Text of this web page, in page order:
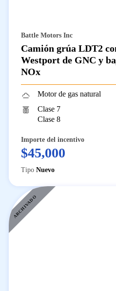
Battle Motors Inc
Camión grúa LDT2
Westport de GNC y
NOx
Motor de gas natural
Clase 7
Clase 8
Importe del incentivo
$45,000
Tipo Nuevo
ARCHIVADO